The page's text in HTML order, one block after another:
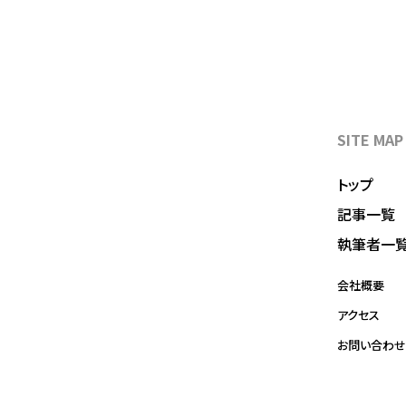
SITE MAP
トップ
記事一覧
執筆者一
会社概要
アクセス
お問い合わせ